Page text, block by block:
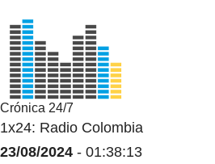
Crónica 24/7
1x24: Radio Colombia
23/08/2024 - 01:38:13